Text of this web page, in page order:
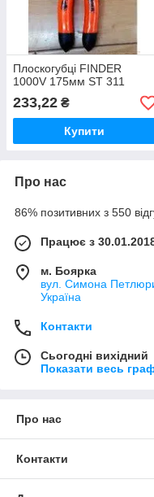
Плоскогубці FINDER
1000V 175мм ST 311
233,22 ₴
Купити
Про нас
86% позитивних з 550
Працює з
м. Боярка
вул. Симона
Україна
Контакти
Сьогодні вихідний
Показати весь
Про нас
Контакти